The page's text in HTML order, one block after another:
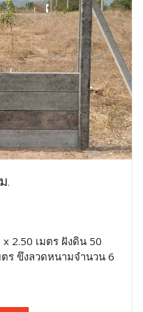
.
2.50 เมตร ฝังดิน 50
ตร ขึงลวดหนามจำนวน 6